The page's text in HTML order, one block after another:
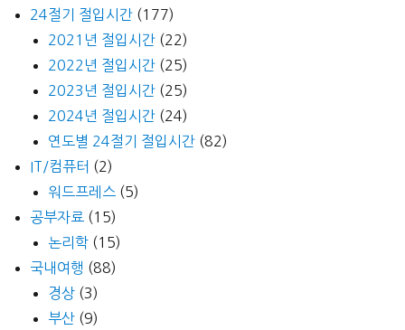
24절기 절입시간 (177)
2021년 절입시간 (22)
2022년 절입시간 (25)
2023년 절입시간 (25)
2024년 절입시간 (24)
연도별 24절기 절입시간 (82)
IT/컴퓨터 (2)
워드프레스 (5)
공부자료 (15)
논리학 (15)
국내여행 (88)
경상 (3)
부산 (9)